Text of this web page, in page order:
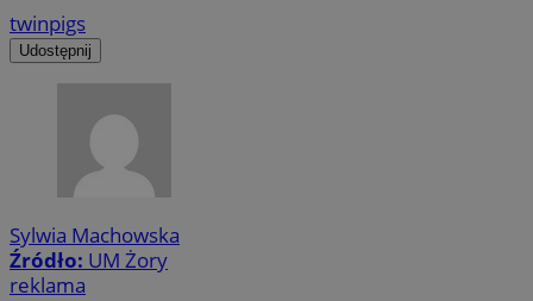
twinpigs
Udostępnij
Sylwia Machowska
Źródło: UM Żory
reklama